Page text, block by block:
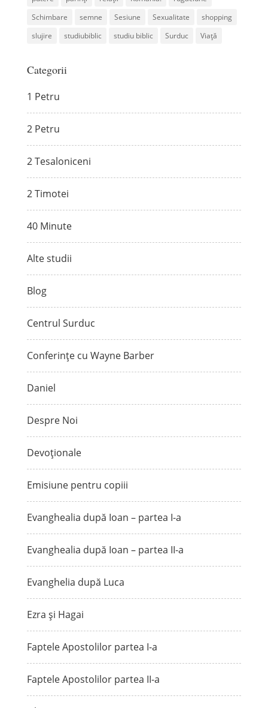
Schimbare
semne Sesiune Sexualitate
shopping
slujire
studiubiblic studiu biblic Surduc Viață
Categorii
1 Petru
2 Petru
2 Tesaloniceni
2 Timotei
40 Minute
Alte studii
Blog
Centrul Surduc
Conferințe cu Wayne Barber
Daniel
Despre Noi
Devoționale
Emisiune pentru copiii
Evanghealia după Ioan – partea I-a
Evanghealia după Ioan – partea II-a
Evanghelia după Luca
Ezra și Hagai
Faptele Apostolilor partea I-a
Faptele Apostolilor partea II-a